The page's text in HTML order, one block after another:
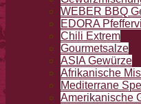
WEBER BBQ
EDORA
Chili Extrem
Gourmetsalze
ASIA Gewürze
Afrikanische
Mediterrane
Amerikanische